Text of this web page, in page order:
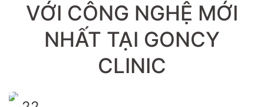
VỚI CÔNG NGHỆ MỚI
NHẤT TẠI GONCY
CLINIC